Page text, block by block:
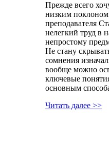
Прежде всего
низким поклоном
преподавателя
нелегкий труд в
непростому
Не стану
сомнения
вообще можно
ключевые
основным
Читать далее >>